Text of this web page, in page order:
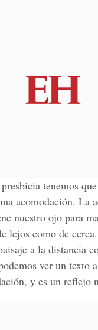
tenemos
acomodación. La
nuestro ojo para
lejos como de
a la distancia
ver un texto
y es un reflejo